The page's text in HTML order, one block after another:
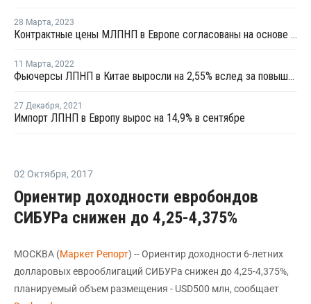
28 Марта, 2023
Контрактные цены МЛПНП в Европе согласованы на основе сочетания пролонгаций и повышений
11 Марта, 2022
Фьючерсы ЛПНП в Китае выросли на 2,55% вслед за повышением котировок сырой нефти
27 Декабря, 2021
Импорт ЛПНП в Европу вырос на 14,9% в сентябре
02 Октября, 2017
Ориентир доходности евробондов
СИБУРа снижен до 4,25-4,375%
МОСКВА (Маркет Репорт) -- Ориентир доходности 6-летних
долларовых еврооблигаций СИБУРа снижен до 4,25-4,375%,
планируемый объем размещения - USD500 млн, сообщает